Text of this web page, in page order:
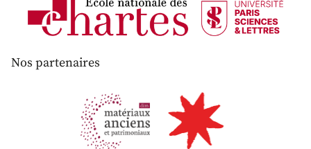
Nos partenaires